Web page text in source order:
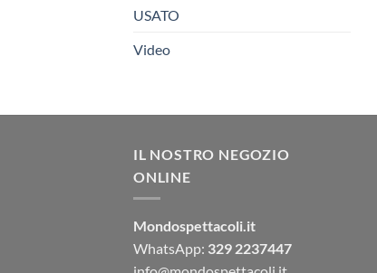
USATO
Video
IL NOSTRO NEGOZIO
ONLINE
Mondospettacoli.it
WhatsApp: 329 2237447